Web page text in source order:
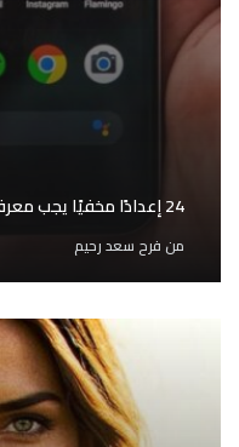
24 إعدادًا مخفيًا يجب معرفتها عن جهازك الأندرويد
من فرح سعد رحيم